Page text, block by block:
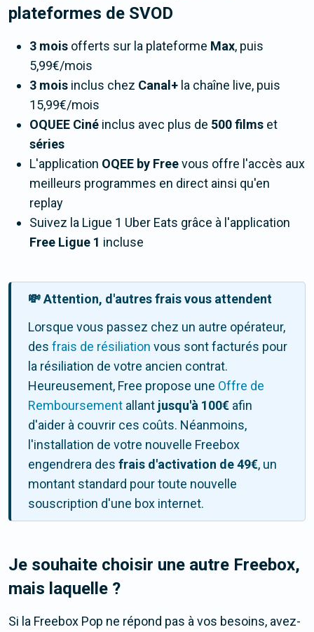
plateformes de SVOD
3 mois offerts sur la plateforme Max, puis
5,99€/mois
3 mois inclus chez Canal+ la chaîne live, puis
15,99€/mois
OQUEE Ciné inclus avec plus de 500 films et
séries
L'application OQEE by Freevous offre l'accès aux
meilleurs programmes en direct ainsi qu'en
replay
Suivez la Ligue 1 Uber Eats grâce à l'application
Free Ligue 1 incluse
💸 Attention, d'autres frais vous attendent
Lorsque vous passez chez un autre opérateur,
des frais de résiliation vous sont facturés pour
la résiliation de votre ancien contrat.
Heureusement, Free propose une Offre de
Remboursement allant jusqu'à 100€ afin
d'aider à couvrir ces coûts. Néanmoins,
l'installation de votre nouvelle Freebox
engendrera des frais d'activation de 49€, un
montant standard pour toute nouvelle
souscription d'une box internet.
Je souhaite choisir une autre Freebox,
mais laquelle ?
Si la Freebox Pop ne répond pas à vos besoins, avez-